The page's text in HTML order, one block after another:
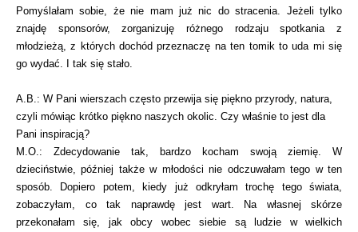
Pomyślałam sobie, że nie mam już nic do stracenia. Jeżeli tylko
znajdę sponsorów, zorganizuję różnego rodzaju spotkania z
młodzieżą, z których dochód przeznaczę na ten tomik to uda mi się
go wydać. I tak się stało.
A.B.: W Pani wierszach często przewija się piękno przyrody, natura,
czyli mówiąc krótko piękno naszych okolic. Czy właśnie to jest dla
Pani inspiracją?
M.O.: Zdecydowanie tak, bardzo kocham swoją ziemię. W
dzieciństwie, później także w młodości nie odczuwałam tego w ten
sposób. Dopiero potem, kiedy już odkryłam trochę tego świata,
zobaczyłam, co tak naprawdę jest wart. Na własnej skórze
przekonałam się, jak obcy wobec siebie są ludzie w wielkich